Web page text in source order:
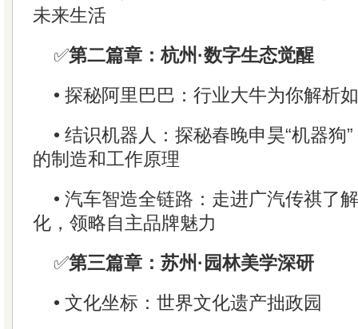
未来生活
✅第二篇章：杭州·数字生态觉醒
• 探秘阿里巴巴：行业大牛为你解析
• 结识机器人：探秘春晚申昊“机器狗
的制造和工作原理
• 汽车智造全链路：走进广汽传祺了
化，领略自主品牌魅力
✅第三篇章：苏州·园林美学深研
• 文化坐标：世界文化遗产拙政园